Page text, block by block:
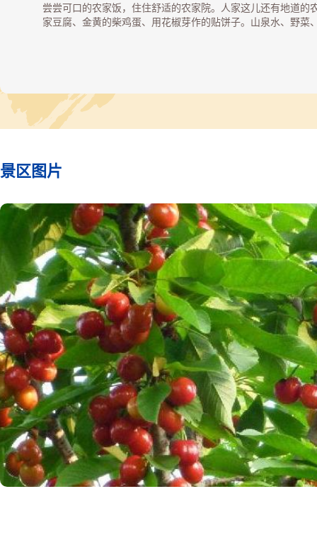
尝尝可口的农家饭，住住舒适的农家院。人家这儿还有地道的
家豆腐、金黄的柴鸡蛋、用花椒芽作的贴饼子。山泉水、野菜
春季杏花盛开时节，小村更加显得精致优雅。
景区图片